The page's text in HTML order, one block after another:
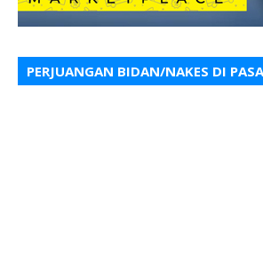
PERJUANGAN BIDAN/NAKES DI